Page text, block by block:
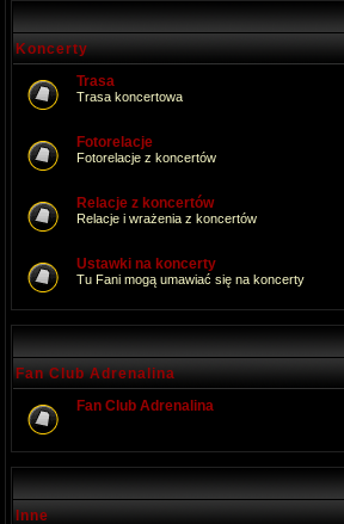
Koncerty
Trasa
Trasa koncertowa
Fotorelacje
Fotorelacje z koncertów
Relacje z koncertów
Relacje i wrażenia z koncertów
Ustawki na koncerty
Tu Fani mogą umawiać się na koncerty
Fan Club Adrenalina
Fan Club Adrenalina
Inne